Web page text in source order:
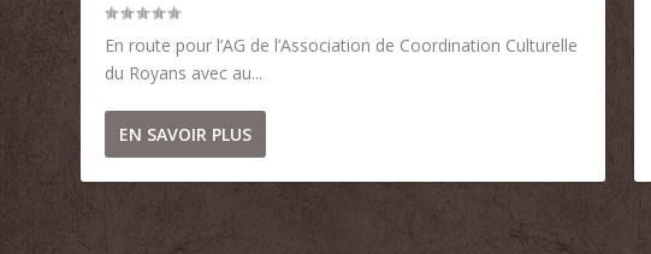
En route pour l’AG de l’Association de Coordination Culturelle
du Royans avec au...
EN SAVOIR PLUS